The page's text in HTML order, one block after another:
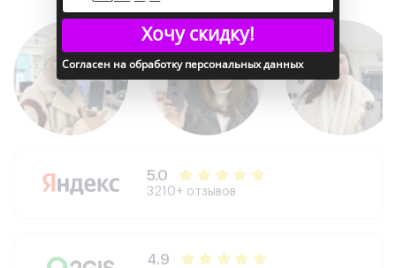
5.0
3210+ отзывов
4.9
Хочу скидку!
Согласен на обработку персональных данных